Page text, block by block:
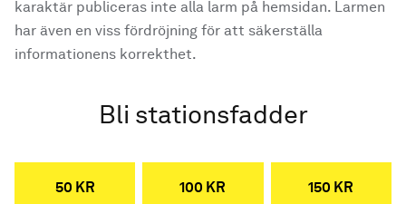
karaktär publiceras inte alla larm på hemsidan. Larmen
har även en viss fördröjning för att säkerställa
informationens korrekthet.
Bli stationsfadder
50 KR 100 KR 150 KR